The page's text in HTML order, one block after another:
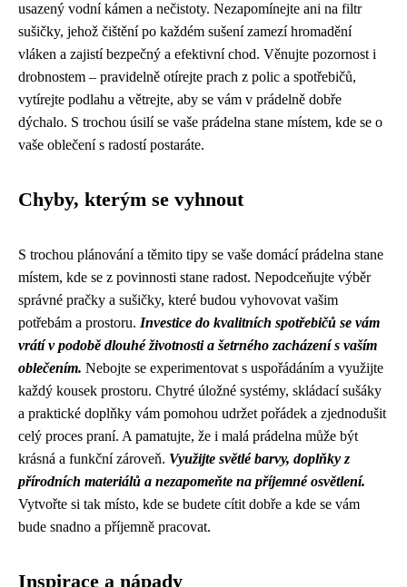
usazený vodní kámen a nečistoty. Nezapomínejte ani na filtr
sušičky, jehož čištění po každém sušení zamezí hromadění
vláken a zajistí bezpečný a efektivní chod. Věnujte pozornost i
drobnostem – pravidelně otírejte prach z polic a spotřebičů,
vytírejte podlahu a větrejte, aby se vám v prádelně dobře
dýchalo. S trochou úsilí se vaše prádelna stane místem, kde se o
vaše oblečení s radostí postaráte.
Chyby, kterým se vyhnout
S trochou plánování a těmito tipy se vaše domácí prádelna stane
místem, kde se z povinnosti stane radost. Nepodceňujte výběr
správné pračky a sušičky, které budou vyhovovat vašim
potřebám a prostoru. Investice do kvalitních spotřebičů se vám
vrátí v podobě dlouhé životnosti a šetrného zacházení s vaším
oblečením. Nebojte se experimentovat s uspořádáním a využijte
každý kousek prostoru. Chytré úložné systémy, skládací sušáky
a praktické doplňky vám pomohou udržet pořádek a zjednodušit
celý proces praní. A pamatujte, že i malá prádelna může být
krásná a funkční zároveň. Využijte světlé barvy, doplňky z
přírodních materiálů a nezapomeňte na příjemné osvětlení.
Vytvořte si tak místo, kde se budete cítit dobře a kde se vám
bude snadno a příjemně pracovat.
Inspirace a nápady